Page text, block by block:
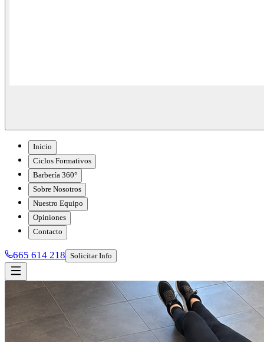
Inicio
Ciclos Formativos
Barbería 360°
Sobre Nosotros
Nuestro Equipo
Opiniones
Contacto
665 614 218 Solicitar Info